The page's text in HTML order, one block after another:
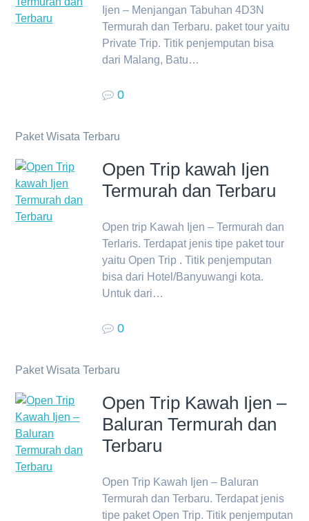
Ijen – Menjangan Tabuhan 4D3N
Termurah dan Terbaru. paket tour yaitu
Private Trip. Titik penjemputan bisa
dari Malang, Batu…
0
Paket Wisata Terbaru
Open Trip kawah Ijen
Termurah dan Terbaru
Open trip Kawah Ijen – Termurah dan
Terlaris. Terdapat jenis tipe paket tour
yaitu Open Trip . Titik penjemputan
bisa dari Hotel/Banyuwangi kota.
Untuk dari…
0
Paket Wisata Terbaru
Open Trip Kawah Ijen –
Baluran Termurah dan
Terbaru
Open Trip Kawah Ijen – Baluran
Termurah dan Terbaru. Terdapat jenis
tipe paket Open Trip. Titik penjemputan